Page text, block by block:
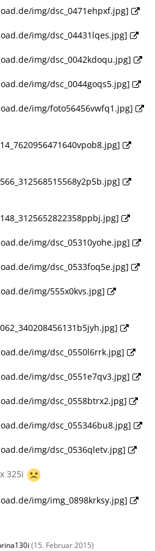
img/dsc_0471ehpxf.jpg]
img/dsc_04431lqes.jpg]
img/dsc_0042kdoqu.jpg]
img/dsc_0044goqs5.jpg]
img/foto56456vwfq1.jpg]
img/dsc_05310yohe.jpg]
img/dsc_0533foq5e.jpg]
img/555x0kvs.jpg]
img/dsc_0550l6rrk.jpg]
img/dsc_0551e7qv3.jpg]
img/dsc_0558btrx2.jpg]
img/dsc_055346bu8.jpg]
img/dsc_0536qletv.jpg]
325i
img/img_0898krksy.jpg]
(15. Februar 2015)